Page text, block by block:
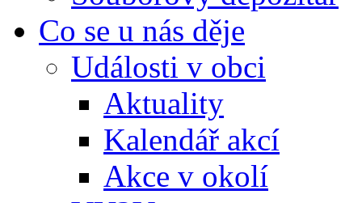
Co se u nás děje
Události v obci
Aktuality
Kalendář akcí
Akce v okolí